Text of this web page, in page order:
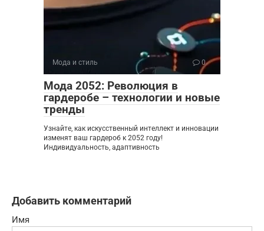
Мода и стиль 0
Мода 2052: Революция в
гардеробе – технологии и новые
тренды
Узнайте, как искусственный интеллект и инновации
изменят ваш гардероб к 2052 году!
Индивидуальность, адаптивность
Добавить комментарий
Имя